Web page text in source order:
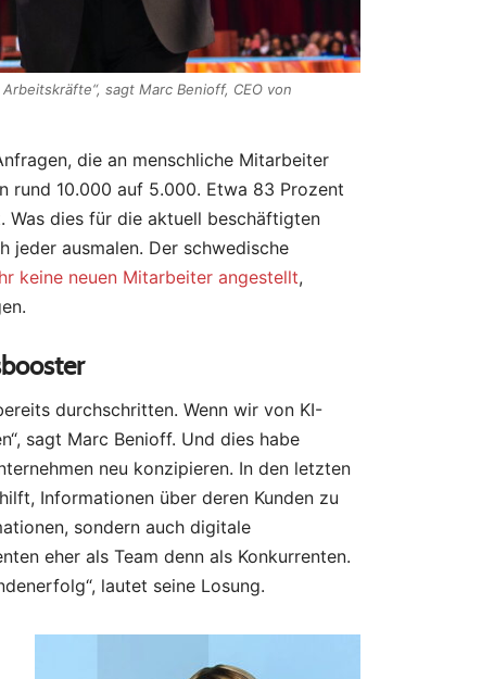
sagt Marc Benioff, CEO von
die an menschliche Mitarbeiter
rund 10.000 auf 5.000. Etwa 83 Prozent
Was dies für die aktuell beschäftigten
ausmalen. Der schwedische
keine neuen Mitarbeiter angestellt,
durchschritten. Wenn wir von KI-
sagt Marc Benioff. Und dies habe
neu konzipieren. In den letzten
Informationen über deren Kunden zu
sondern auch digitale
eher als Team denn als Konkurrenten.
lautet seine Losung.